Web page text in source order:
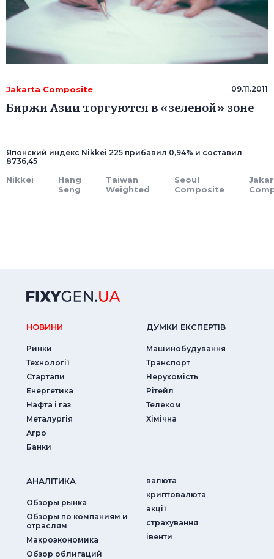
Jakarta Composite 09.11.2011
Биржи Азии торгуются в «зеленой» зоне
Японский индекс Nikkei 225 прибавил 0,94% и составил
8736,45
Nikkei
Hang
Seng
Taiwan
Weighted
Seoul
Composite
НОВИНИ
Ринки
Технології
Стартапи
Енергетика
Нафта і газ
Металургія
Агро
Банки
ДУМКИ ЕКСПЕРТIВ
Машинобудування
Транспорт
Нерухомість
Рітейл
Телеком
Хімічна
АНАЛIТИКА
Обзоры рынка
Обзоры по компаниям и
отраслям
Макроэкономика
Обзор облигаций
валюта
криптовалюта
акції
страхування
iвенти